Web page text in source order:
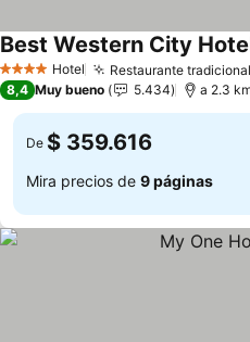
4 EstrellasHotel Restaurante
Best Western City
8,4 Muy bueno 5.434 a 2.3
De $ 359.616
Mira precios de 9 páginas